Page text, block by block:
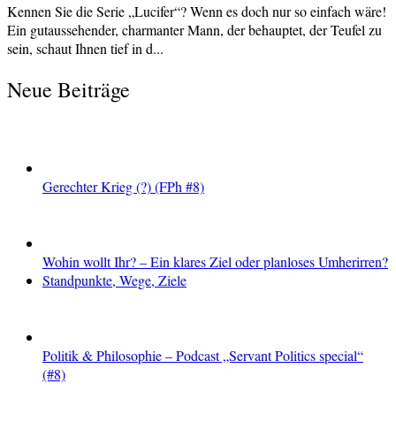
Kennen Sie die Serie „Lucifer“? Wenn es doch nur so einfach wäre!
Ein gutaussehender, charmanter Mann, der behauptet, der Teufel zu
sein, schaut Ihnen tief in d...
Neue Beiträge
Gerechter Krieg (?) (FPh #8)
Wohin wollt Ihr? – Ein klares Ziel oder planloses Umherirren?
Standpunkte, Wege, Ziele
Politik & Philosophie – Podcast „Servant Politics special“
(#8)